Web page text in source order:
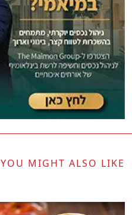
YOU MIGHT ALSO LIKE